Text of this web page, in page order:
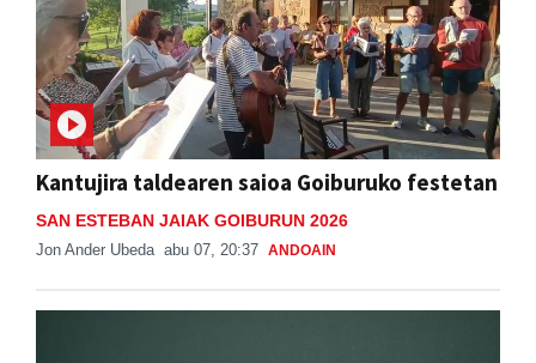
Kantujira taldearen saioa Goiburuko festetan
SAN ESTEBAN JAIAK GOIBURUN 2026
Jon Ander Ubeda abu 07, 20:37 ANDOAIN